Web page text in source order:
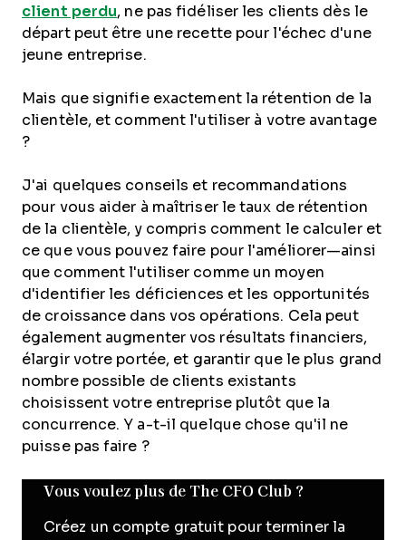
client perdu, ne pas fidéliser les clients dès le
départ peut être une recette pour l'échec d'une
jeune entreprise.
Mais que signifie exactement la rétention de la
clientèle, et comment l'utiliser à votre avantage
?
J'ai quelques conseils et recommandations
pour vous aider à maîtriser le taux de rétention
de la clientèle, y compris comment le calculer et
ce que vous pouvez faire pour l'améliorer—ainsi
que comment l'utiliser comme un moyen
d'identifier les déficiences et les opportunités
de croissance dans vos opérations. Cela peut
également augmenter vos résultats financiers,
élargir votre portée, et garantir que le plus grand
nombre possible de clients existants
choisissent votre entreprise plutôt que la
concurrence. Y a-t-il quelque chose qu'il ne
puisse pas faire ?
Vous voulez plus de The CFO Club ?
Créez un compte gratuit pour terminer la